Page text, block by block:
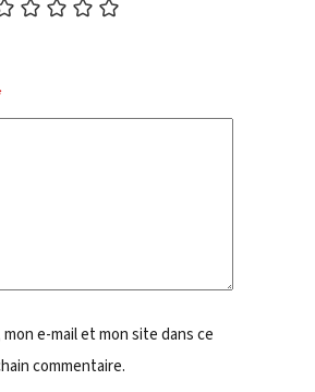
e-mail et mon site dans ce
commentaire.